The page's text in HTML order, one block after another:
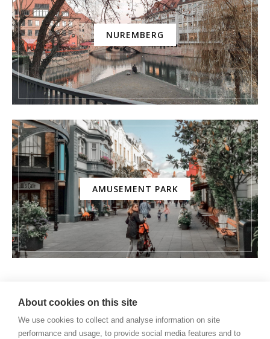
NUREMBERG
AMUSEMENT PARK
About cookies on this site
We use cookies to collect and analyse information on site
performance and usage, to provide social media features and to